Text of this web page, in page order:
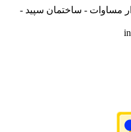
مساوات - ساختمان سپید -